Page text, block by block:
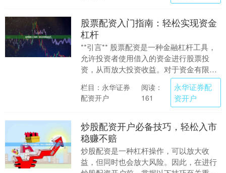
股票配资入门指南：轻松实现资金
杠杆
**引言** 股票配资是一种金融杠杆工具，
允许投资者使用借入的资金进行股票投
资，从而放大投资收益。对于资金有限但
希望扩大投资规模的投资者来说，股票配
资是一个不错....
栏目：永华证券
配资开户
阅读：
161
永华证券配
资开户
炒股配资开户必备技巧，轻松入市
稳赚不赔
炒股配资是一种杠杆操作，可以放大收
益，但同时也会放大风险。因此，在进行